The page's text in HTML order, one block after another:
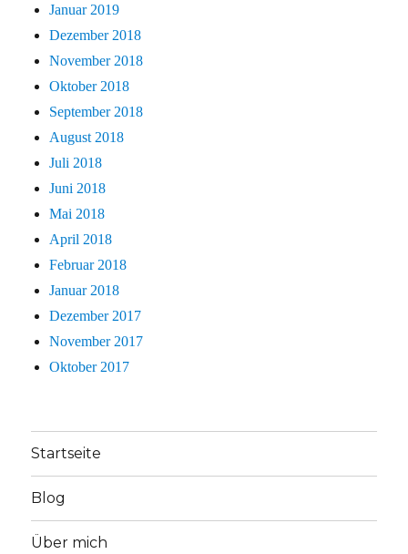
Januar 2019
Dezember 2018
November 2018
Oktober 2018
September 2018
August 2018
Juli 2018
Juni 2018
Mai 2018
April 2018
Februar 2018
Januar 2018
Dezember 2017
November 2017
Oktober 2017
Startseite
Blog
Über mich